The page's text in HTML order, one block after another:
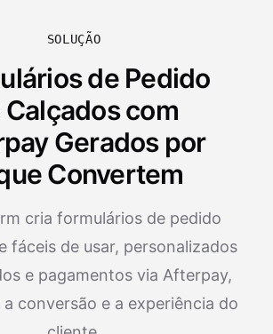
SOLUÇÃO
de Pedido
Calçados com
Gerados por
Convertem
cria formulários de pedido
fáceis de usar, personalizados
e pagamentos via Afterpay,
conversão e a experiência do